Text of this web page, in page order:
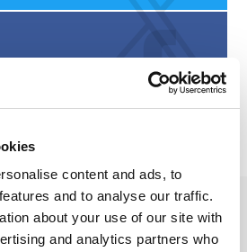
content and ads, to
and to analyse our traffic.
about your use of our site with
and analytics partners who